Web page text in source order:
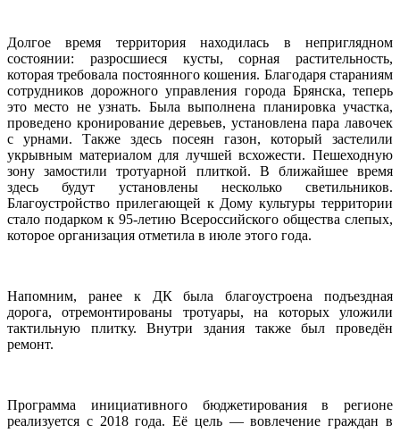
Долгое время территория находилась в неприглядном
состоянии: разросшиеся кусты, сорная растительность,
которая требовала постоянного кошения. Благодаря стараниям
сотрудников дорожного управления города Брянска, теперь
это место не узнать. Была выполнена планировка участка,
проведено кронирование деревьев, установлена пара лавочек
с урнами. Также здесь посеян газон, который застелили
укрывным материалом для лучшей всхожести. Пешеходную
зону замостили тротуарной плиткой. В ближайшее время
здесь будут установлены несколько светильников.
Благоустройство прилегающей к Дому культуры территории
стало подарком к 95-летию Всероссийского общества слепых,
которое организация отметила в июле этого года.
Напомним, ранее к ДК была благоустроена подъездная
дорога, отремонтированы тротуары, на которых уложили
тактильную плитку. Внутри здания также был проведён
ремонт.
Программа инициативного бюджетирования в регионе
реализуется с 2018 года. Её цель — вовлечение граждан в